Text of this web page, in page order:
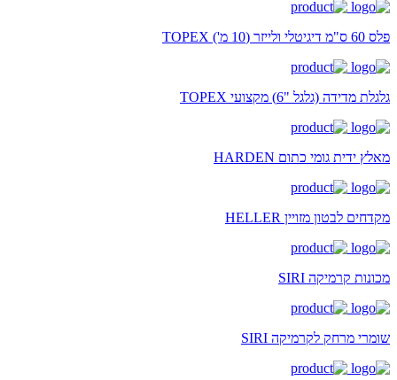
פלס 60 ס"מ דיגיטלי ולייזר (10 מ') TOPEX
גלגלת מדידה (גלגל "6) מקצועי TOPEX
מאלץ ידית גומי כתום HARDEN
מקדחים לבטון מזויין HELLER
מכונות קרמיקה SIRI
שומרי מרחק לקרמיקה SIRI